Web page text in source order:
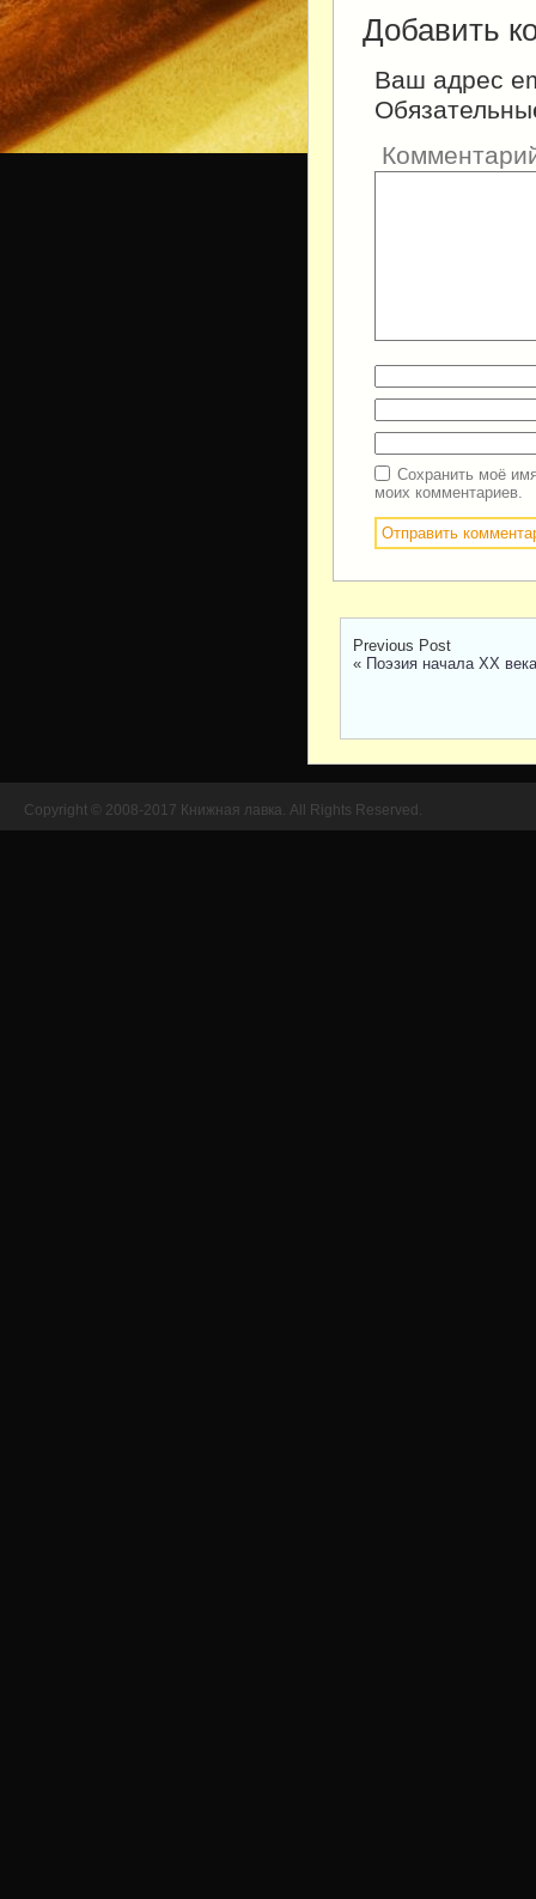
Добавить
Ваш адрес
Сохранить моё
моих комментариев.
Previous Post
« Поэзия начала ХХ
Copyright © 2008-2017 Книжная лавка. All Rights Reserved.